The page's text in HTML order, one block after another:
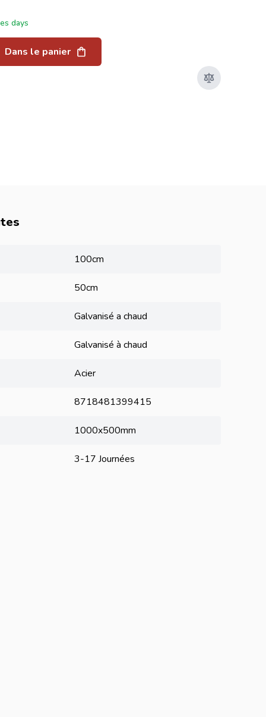
days
Dans le panier
100cm
50cm
Galvanisé a chaud
Galvanisé à chaud
Acier
8718481399415
1000x500mm
3-17 Journées